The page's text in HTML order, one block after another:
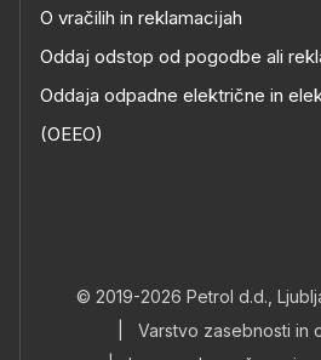
O vračilih in reklamacijah
Oddaj odstop od pogodbe ali
Oddaja odpadne električne in
(OEEO)
© 2019-2026 Petrol d.d.,
Varstvo zasebnosti in